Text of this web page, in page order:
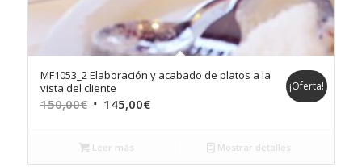
MF1053_2 Elaboración y acabado de platos a la
vista del cliente
150,00€ El
original
era:
145,00€El
es:
¡Oferta!
Leer más Mostrar detalles